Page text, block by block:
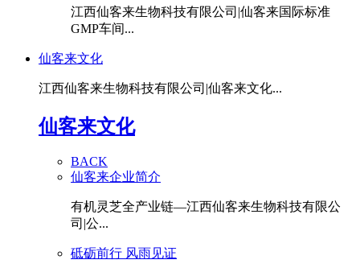
江西仙客来生物科技有限公司|仙客来国际标准
GMP车间...
仙客来文化
江西仙客来生物科技有限公司|仙客来文化...
仙客来文化
BACK
仙客来企业简介
有机灵芝全产业链—江西仙客来生物科技有限公
司|公...
砥砺前行 风雨见证